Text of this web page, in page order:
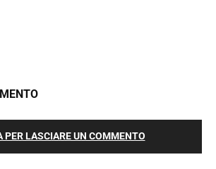
PER LASCIARE UN COMMENTO